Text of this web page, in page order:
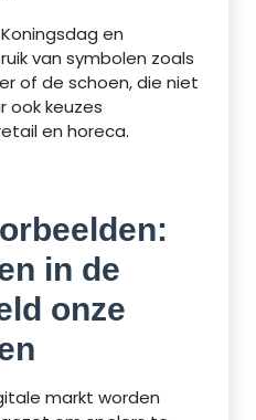
en
van symbolen zoals
of de schoen, die niet
ook keuzes
en horeca.
in de
onze
markt worden